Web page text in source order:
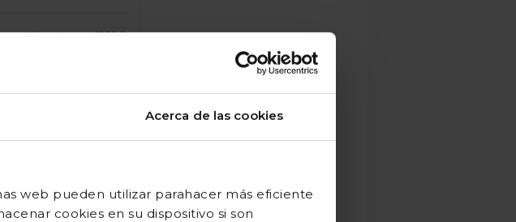
Acerca de las cookies
web pueden utilizar parahacer más eficiente
cookies en su dispositivo si son